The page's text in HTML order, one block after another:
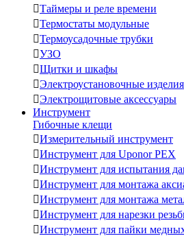
Таймеры и реле времени
Термостаты модульные
Термоусадочные трубки
УЗО
Щитки и шкафы
Электроустановочные изделия
Электрощитовые аксессуары
Инструмент
Гибочные клещи
Измерительный инструмент
Инструмент для Uponor PEX
Инструмент для испытания
Инструмент для монтажа
Инструмент для монтажа
Инструмент для нарезки
Инструмент для пайки